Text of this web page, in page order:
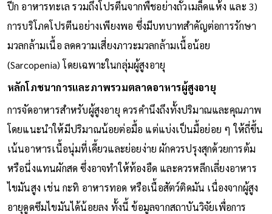
ปีก อาหารทะเล รวมถึงโปรตีนจากพืชอย่างถั่วเมล็ดแห้ง และ 3)
การบริโภคโปรตีนอย่างเพียงพอ ซึ่งมีบทบาทสำคัญต่อการรักษา
มวลกล้ามเนื้อ ลดความเสี่ยงภาวะมวลกล้ามเนื้อน้อย
(Sarcopenia) โดยเฉพาะในกลุ่มผู้สูงอายุ
หลักโภชนาการและภาพรวมตลาดอาหารผู้สูงอายุ
การจัดอาหารสำหรับผู้สูงอายุ ควรคำนึงถึงทั้งปริมาณและคุณภาพ
โดยแนะนำให้มีปริมาณน้อยต่อมื้อ แต่แบ่งเป็นมื้อย่อย ๆ ให้ถี่ขึ้น
เน้นอาหารเนื้อนุ่มที่เคี้ยวและย่อยง่าย ผักควรปรุงสุกด้วยการต้ม
หรือนึ่งแทนผักสด ซึ่งอาจทำให้ท้องอืด และควรหลีกเลี่ยงอาหาร
ไขมันสูง เช่น กะทิ อาหารทอด หรือเนื้อสัตว์ติดมัน เนื่องจากผู้สูง
อายุดูดซึมไขมันได้น้อยลง ทั้งนี้ ข้อมูลจากสถาบันวิจัยเพื่อการ